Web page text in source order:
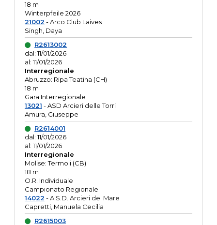
18 m
Winterpfeile 2026
21002 - Arco Club Laives
Singh, Daya
R2613002
dal: 11/01/2026
al: 11/01/2026
Interregionale
Abruzzo: Ripa Teatina (CH)
18 m
Gara Interregionale
13021 - ASD Arcieri delle Torri
Amura, Giuseppe
R2614001
dal: 11/01/2026
al: 11/01/2026
Interregionale
Molise: Termoli (CB)
18 m
O.R. Individuale
Campionato Regionale
14022 - A.S.D. Arcieri del Mare
Capretti, Manuela Cecilia
R2615003